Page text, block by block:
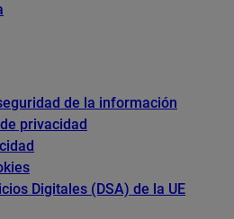
de la información
privacidad
Digitales (DSA) de la UE